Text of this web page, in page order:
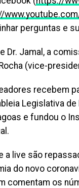
perguntas e
Dr. Jamal, a
(vice-
recebem
Legislativa de
e fundou o
a live são
do novo
comentam os